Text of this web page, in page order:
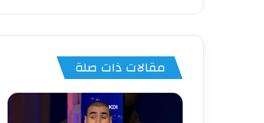
مقالات ذات صلة